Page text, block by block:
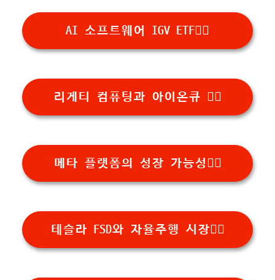
AI 소프트웨어 IGV ETF👉🏻
리게티 컴퓨팅과 아이온큐 👉🏻
메타 플랫폼의 성장 가능성👉🏻
테슬라 FSD와 자율주행 시장👉🏻